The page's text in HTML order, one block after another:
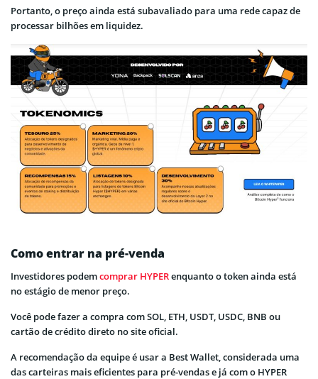
Portanto, o preço ainda está subavaliado para uma rede capaz de
processar bilhões em liquidez.
Como entrar na pré-venda
Investidores podemcomprar HYPERenquanto o token ainda está
no estágio de menor preço.
Você pode fazer a compra com SOL, ETH, USDT, USDC, BNB ou
cartão de crédito direto no site oficial.
A recomendação da equipe é usar a Best Wallet, considerada uma
das carteiras mais eficientes para pré-vendas e já com o HYPER